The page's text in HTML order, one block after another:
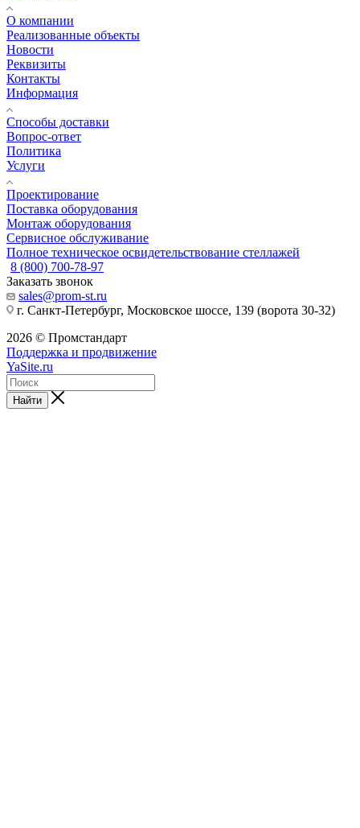
О компании
Реализованные объекты
Новости
Реквизиты
Контакты
Информация
Способы доставки
Вопрос-ответ
Политика
Услуги
Проектирование
Поставка оборудования
Монтаж оборудования
Сервисное обслуживание
Полное техническое освидетельствование стеллажей
8 (800) 700-78-97
Заказать звонок
sales@prom-st.ru
г. Санкт-Петербург, Московское шоссе, 139 (ворота 30-32)
2026 © Промстандарт
Поддержка и продвижение
YaSite.ru
Найти